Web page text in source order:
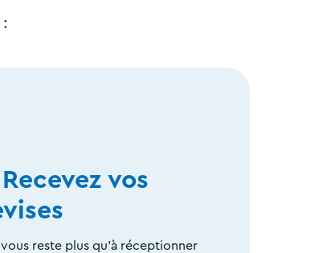
vos
reste plus qu’à réceptionner